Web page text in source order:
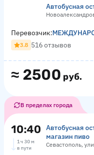
Автобусная
≈ 2500 руб.
Перевозчик:
3.8 516 отзывов
В пределах города
10:40
Автобусная
магазин пиво
Севастополь,
1 ч 30 м
в пути